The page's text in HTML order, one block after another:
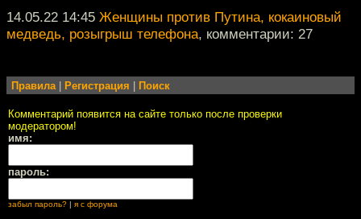
14.05.22 14:45 Женщины против Путина, кокаиновый
медведь, розыгрыш телефона, комментарии: 27
Правила| Регистрация Поиск
Комментарий появится на сайте только после проверки
модератором!
имя:
пароль:
забыл пароль? я с форума